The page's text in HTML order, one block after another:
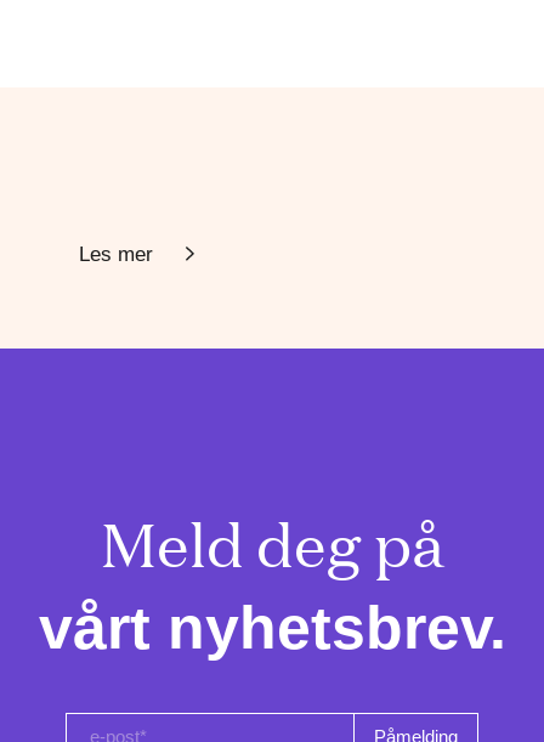
Les mer
Meld deg på
vårt nyhetsbrev.
e-post*